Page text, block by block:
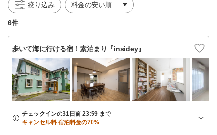
絞り込み
6件
歩いて海に行ける宿！素泊まり『insidey』